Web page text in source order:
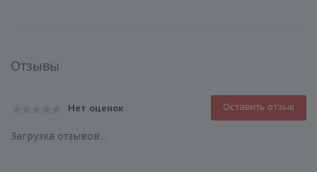
Отзывы
Нет оценок Оставить отзыв
Загрузка отзывов...